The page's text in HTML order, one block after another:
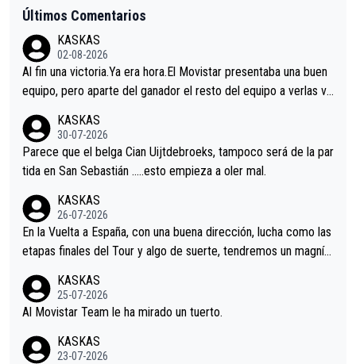
Últimos Comentarios
KASKAS
02-08-2026
Al fin una victoria.Ya era hora.El Movistar presentaba una buen
equipo, pero aparte del ganador el resto del equipo a verlas ve
s.La única buena noticia es la mejoría de Enric Más en San Seb
astian.Si en la Vuelta a Burgos sigue la mejoría, podríamos ten
er alguna sorpresa en la Vuelta.Ojalá.
KASKAS
30-07-2026
Parece que el belga Cian Uijtdebroeks, tampoco será de la par
tida en San Sebastián …..esto empieza a oler mal.
KASKAS
26-07-2026
En la Vuelta a España, con una buena dirección, lucha como las
etapas finales del Tour y algo de suerte, tendremos un magnífi
KASKAS
25-07-2026
Al Movistar Team le ha mirado un tuerto.
KASKAS
23-07-2026